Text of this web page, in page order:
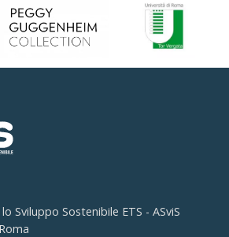
Sviluppo Sostenibile ETS - ASviS